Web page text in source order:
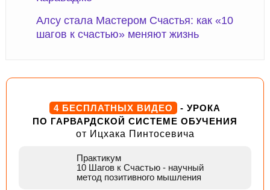
Алсу стала Мастером Счастья: как «10
шагов к счастью» меняют жизнь
4 БЕСПЛАТНЫХ ВИДЕО
- УРОКА
ПО ГАРВАРДСКОЙ СИСТЕМЕ ОБУЧЕНИЯ
от Ицхака Пинтосевича
Практикум
10 Шагов к Счастью - научный
метод позитивного мышления